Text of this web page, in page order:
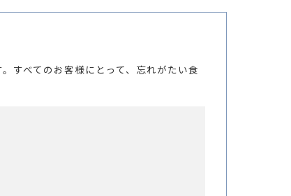
すべてのお客様にとって、忘れがたい食